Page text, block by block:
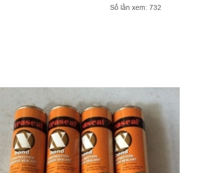
Số lần xem: 732